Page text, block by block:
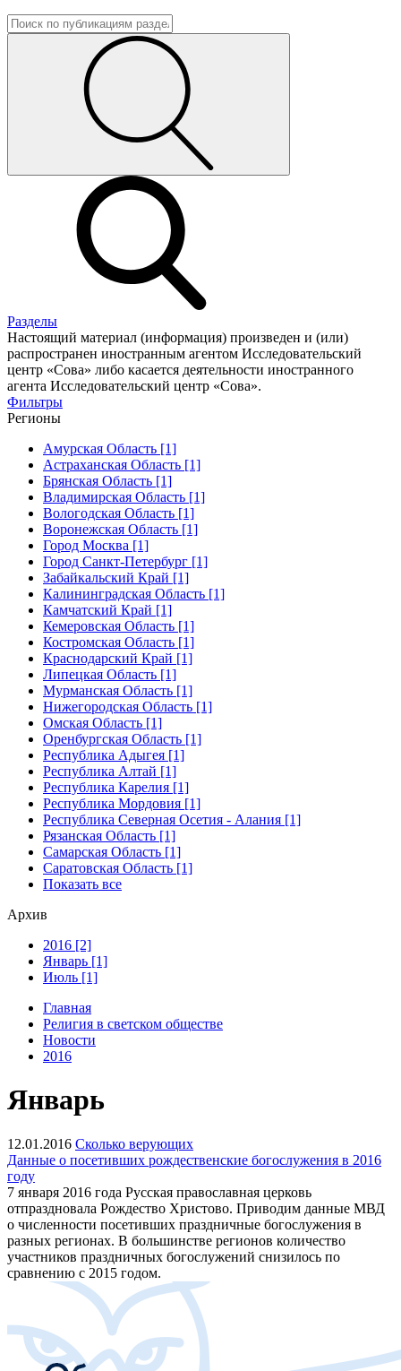
Разделы
Настоящий материал (информация) произведен и (или)
распространен иностранным агентом Исследовательский
центр «Сова» либо касается деятельности иностранного
агента Исследовательский центр «Сова».
Фильтры
Регионы
Амурская Область [1]
Астраханская Область [1]
Брянская Область [1]
Владимирская Область [1]
Вологодская Область [1]
Воронежская Область [1]
Город Москва [1]
Город Санкт-Петербург [1]
Забайкальский Край [1]
Калининградская Область [1]
Камчатский Край [1]
Кемеровская Область [1]
Костромская Область [1]
Краснодарский Край [1]
Липецкая Область [1]
Мурманская Область [1]
Нижегородская Область [1]
Омская Область [1]
Оренбургская Область [1]
Республика Адыгея [1]
Республика Алтай [1]
Республика Карелия [1]
Республика Мордовия [1]
Республика Северная Осетия - Алания [1]
Рязанская Область [1]
Самарская Область [1]
Саратовская Область [1]
Показать все
Архив
2016 [2]
Январь [1]
Июль [1]
Главная
Религия в светском обществе
Новости
2016
Январь
12.01.2016 Сколько верующих
Данные о посетивших рождественские богослужения в 2016
году
7 января 2016 года Русская православная церковь
отпраздновала Рождество Христово. Приводим данные МВД
о численности посетивших праздничные богослужения в
разных регионах. В большинстве регионов количество
участников праздничных богослужений снизилось по
сравнению с 2015 годом.